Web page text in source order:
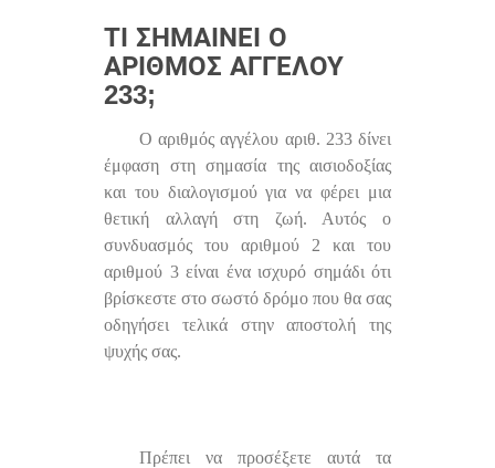
ΤΙ ΣΗΜΑΊΝΕΙ Ο
ΑΡΙΘΜΌΣ ΑΓΓΈΛΟΥ
233;
Ο αριθμός αγγέλου αριθ. 233 δίνει
έμφαση στη σημασία της αισιοδοξίας
και του διαλογισμού για να φέρει μια
θετική αλλαγή στη ζωή. Αυτός ο
συνδυασμός του αριθμού 2 και του
αριθμού 3 είναι ένα ισχυρό σημάδι ότι
βρίσκεστε στο σωστό δρόμο που θα σας
οδηγήσει τελικά στην αποστολή της
ψυχής σας.
Πρέπει να προσέξετε αυτά τα